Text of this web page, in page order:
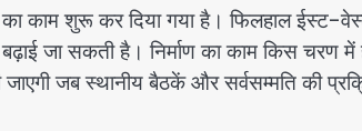
काम शुरू कर दिया गया है। फिलहाल ईस्ट-
जा सकती है। निर्माण का काम किस चरण में
जब स्थानीय बैठकें और सर्वसम्मति की